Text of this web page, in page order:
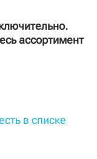
ассортимент
в списке